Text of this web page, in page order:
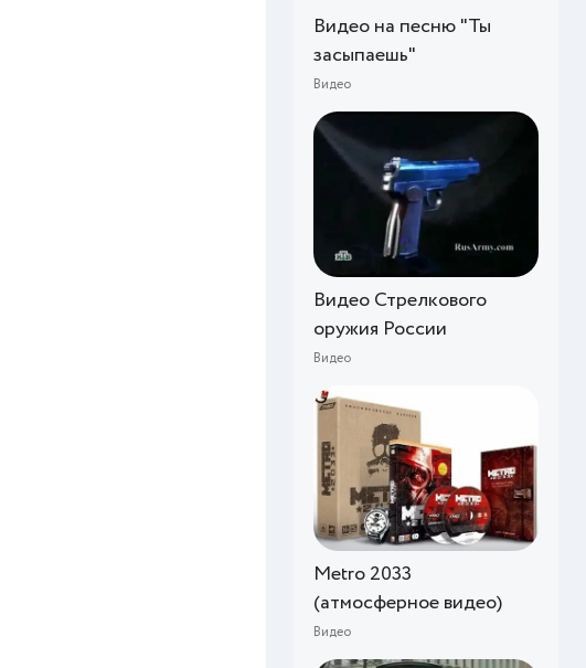
Видео на песню "Ты
засыпаешь"
Видео
Видео Стрелкового
оружия России
Видео
Metro 2033
(атмосферное видео)
Видео